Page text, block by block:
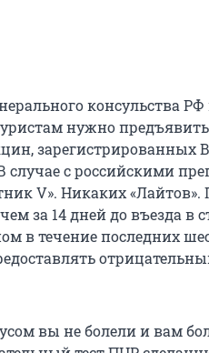
консульства РФ
нужно
зарегистрированных
с российскими
V». Никаких
за 14 дней до въезда в
в течение последних
вы не болели и вам